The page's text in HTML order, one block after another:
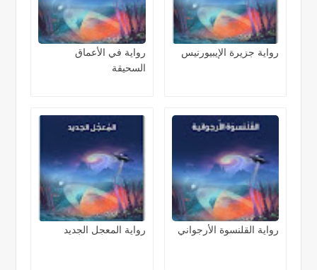
رواية جزيرة الإيبيورنيس
رواية في الأعماق
السحيقة
رواية القلنسوة الأرجواني رواية المعجل الجديد